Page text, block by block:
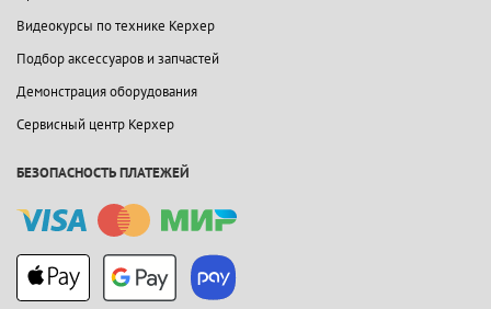
Видеокурсы по технике Керхер
Подбор аксессуаров и запчастей
Демонстрация оборудования
Сервисный центр Керхер
БЕЗОПАСНОСТЬ ПЛАТЕЖЕЙ